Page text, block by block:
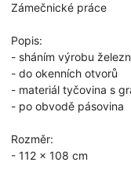
Zámečnické práce
Popis:
- sháním výrobu
- do okenních otvorů
- materiál tyčovina s
- po obvodě pásovina
Rozměr:
- 112 x 108 cm